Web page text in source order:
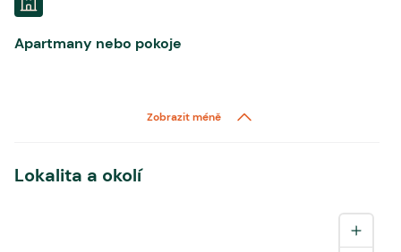
Apartmany nebo pokoje
Zobrazit méně
Lokalita a okolí